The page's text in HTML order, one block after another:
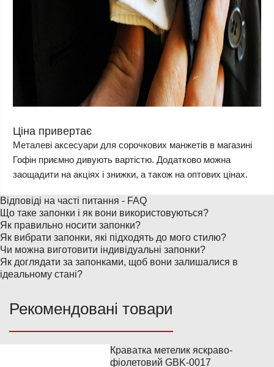
Ціна привертає
Металеві аксесуари для сорочкових манжетів в магазині
Гофін приємно дивують вартістю. Додатково можна
заощадити на акціях і знижки, а також на оптових цінах.
Відповіді на часті питання - FAQ
Що таке запонки і як вони використовуються?
Як правильно носити запонки?
Як вибрати запонки, які підходять до мого стилю?
Чи можна виготовити індивідуальні запонки?
Як доглядати за запонками, щоб вони залишалися в
ідеальному стані?
Рекомендовані товари
Краватка метелик яскраво-
фіолетовий GBK-0017